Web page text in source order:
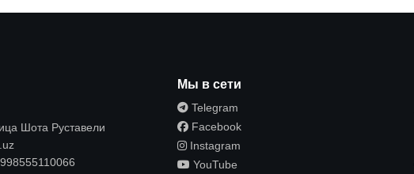
Шота Руставели
Мы в сети
Telegram
Facebook
Instagram
YouTube